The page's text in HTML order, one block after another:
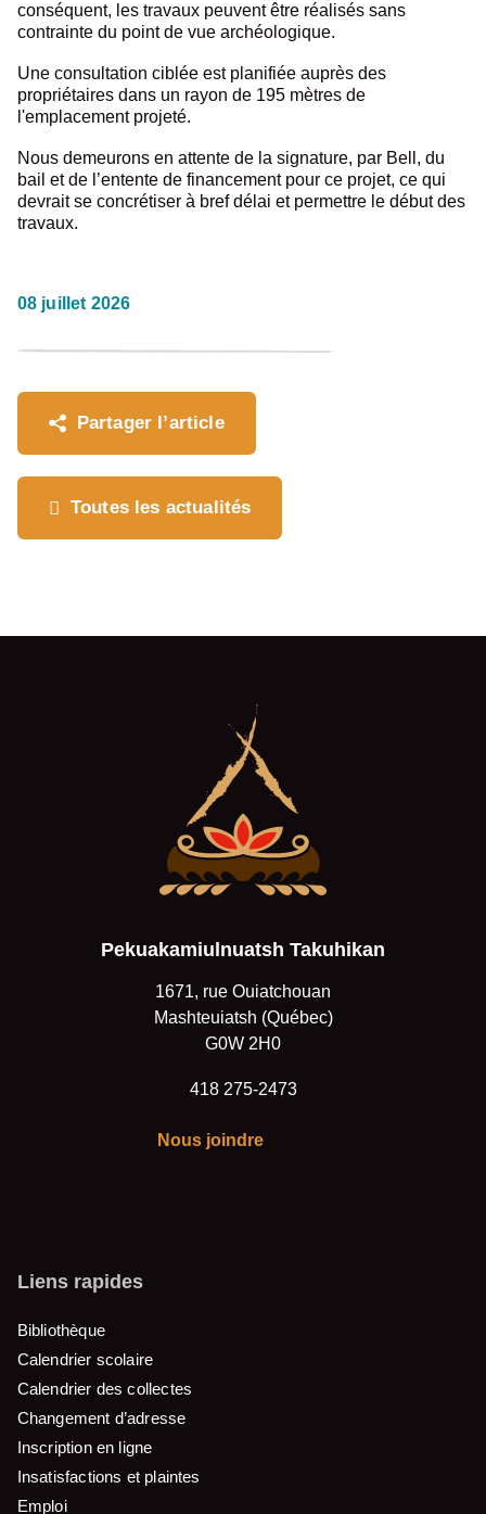
conséquent, les travaux peuvent être réalisés sans
contrainte du point de vue archéologique.
Une consultation ciblée est planifiée auprès des
propriétaires dans un rayon de 195 mètres de
l'emplacement projeté.
Nous demeurons en attente de la signature, par Bell, du
bail et de l’entente de financement pour ce projet, ce qui
devrait se concrétiser à bref délai et permettre le début des
travaux.
08 juillet 2026
Partager l’article
Toutes les actualités
Pekuakamiulnuatsh Takuhikan
1671, rue Ouiatchouan
Mashteuiatsh (Québec)
G0W 2H0
418 275-2473
Nous joindre
Liens rapides
Bibliothèque
Calendrier scolaire
Calendrier des collectes
Changement d’adresse
Inscription en ligne
Insatisfactions et plaintes
Emploi